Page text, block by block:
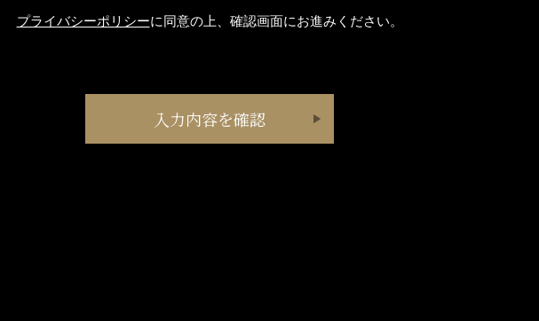
プライバシーポリシーに同意の上、確認画面にお進みください。